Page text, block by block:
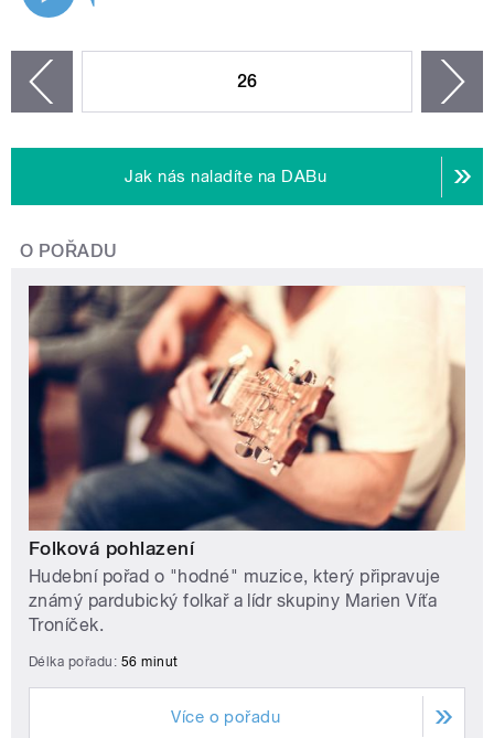
26
Jak nás naladíte na DABu
O POŘADU
Folková pohlazení
Hudební pořad o "hodné" muzice, který připravuje
známý pardubický folkař a lídr skupiny Marien Víťa
Troníček.
Délka pořadu: 56 minut
Více o pořadu